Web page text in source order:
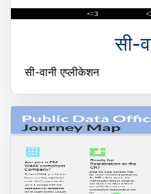
सी-
सी-वानी एप्लीकेशन